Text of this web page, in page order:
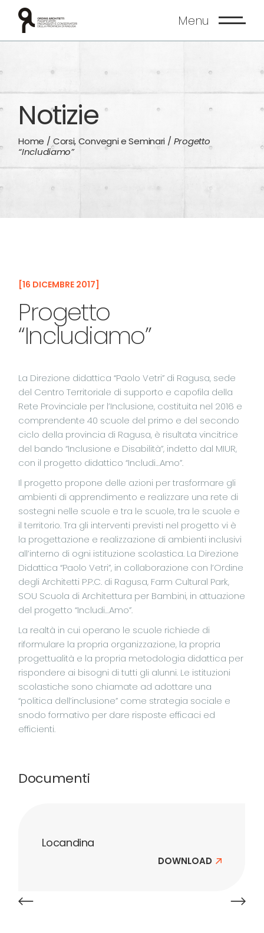
content
Menu
Notizie
Home Corsi, Convegni e Seminari
Progetto
“Includiamo”
16 DICEMBRE 2017
Progetto
“Includiamo”
La Direzione didattica “Paolo Vetri” di Ragusa, sede
del Centro Territoriale di supporto e capofila della
Rete Provinciale per l’Inclusione, costituita nel 2016 e
comprendente 40 scuole del primo e del secondo
ciclo della provincia di Ragusa, è risultata vincitrice
del bando “Inclusione e Disabilità”, indetto dal MIUR,
con il progetto didattico “Includi…Amo”.
Il progetto propone delle azioni per trasformare gli
ambienti di apprendimento e realizzare una rete di
sostegni nelle scuole e tra le scuole, tra le scuole e
il territorio. Tra gli interventi previsti nel progetto vi è
la progettazione e realizzazione di ambienti inclusivi
all’interno di ogni istituzione scolastica. La Direzione
Didattica “Paolo Vetri”, in collaborazione con l’Ordine
degli Architetti P.P.C. di Ragusa, Farm Cultural Park,
SOU Scuola di Architettura per Bambini, in attuazione
del progetto “Includi…Amo”.
La realtà in cui operano le scuole richiede di
riformulare la propria organizzazione, la propria
progettualità e la propria metodologia didattica per
rispondere ai bisogni di tutti gli alunni. Le istituzioni
scolastiche sono chiamate ad adottare una
“politica dell’inclusione” come strategia sociale e
snodo formativo per dare risposte efficaci ed
efficienti.
Documenti
Locandina
DOWNLOAD